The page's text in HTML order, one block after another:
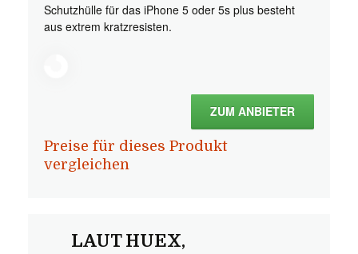
Schutzhülle für das iPhone 5 oder 5s plus besteht
aus extrem kratzresisten.
ZUM ANBIETER
Preise für dieses Produkt
vergleichen
LAUT HUEX,